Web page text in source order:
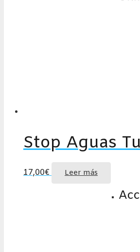
Stop Aguas
17,00€ Leer más